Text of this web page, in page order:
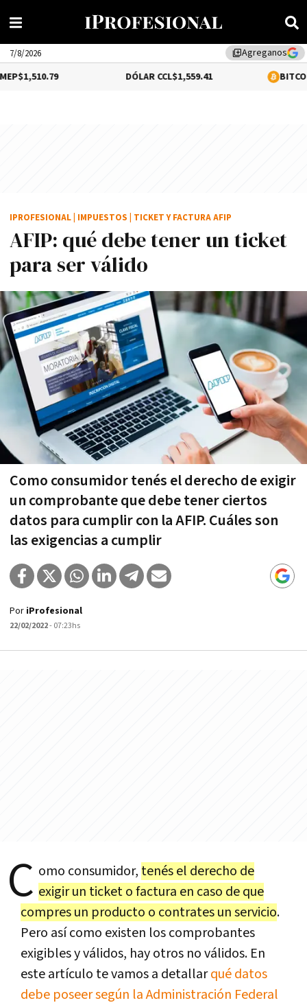
library_addAgreganos
7/8/2026
$1,559.41 0.12%
AFIP: qué debe tener un ticket
para ser válido
Como consumidor tenés el derecho de exigir
un comprobante que debe tener ciertos
datos para cumplir con la AFIP. Cuáles son
las exigencias a cumplir
IPROFESIONAL IMPUESTOS TICKET Y FACTURA AFIP
Por iProfesional
22/02/2022- 07:23hs
C omo consumidor, tenés el derecho de
exigir un ticket o factura en caso de que
compres un producto o contrates un servicio.
Pero así como existen los comprobantes
exigibles y válidos, hay otros no válidos. En
este artículo te vamos a detallarqué datos
debe poseer según la Administración Federal